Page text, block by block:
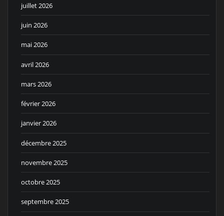
juillet 2026
juin 2026
mai 2026
avril 2026
mars 2026
février 2026
janvier 2026
décembre 2025
novembre 2025
octobre 2025
septembre 2025